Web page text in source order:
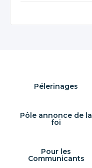
Pélerinages
Pôle annonce de la
foi
Pour les
Communicants